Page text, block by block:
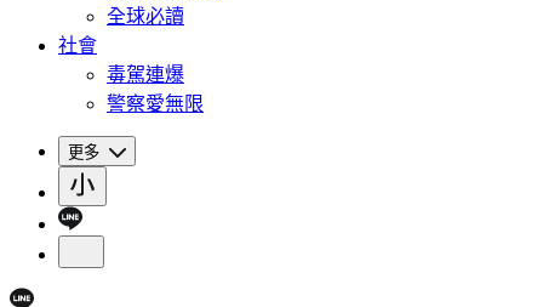
全球必讀
社會
毒駕連爆
警察愛無限
更多